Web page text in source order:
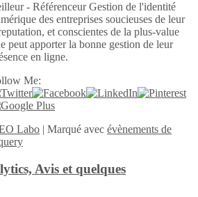
- Référenceur Gestion de l'identité
des entreprises soucieuses de leur
et conscientes de la plus-value
peut apporter la bonne gestion de leur
en ligne.
Me:
Labo | Marqué avec évènements de
Avis et quelques